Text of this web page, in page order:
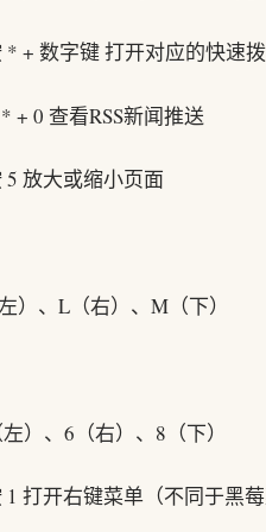
* + 数字键 打开对应的快速
+ 0 查看RSS新闻推送
5 放大或缩小页面
）、L（右）、M（下）
）、6（右）、8（下）
打开右键菜单（不同于黑莓